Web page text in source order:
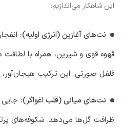
این شاهکار می‌اندازیم:
نت‌های آغازین (انرژی اولیه):
قهوه قوی و شیرین، همراه با لطافت
فلفل صورتی. این ترکیب
نت‌های میانی (قلب اغواگر):
ظرافت گل‌ها می‌دهد. شکوفه‌های